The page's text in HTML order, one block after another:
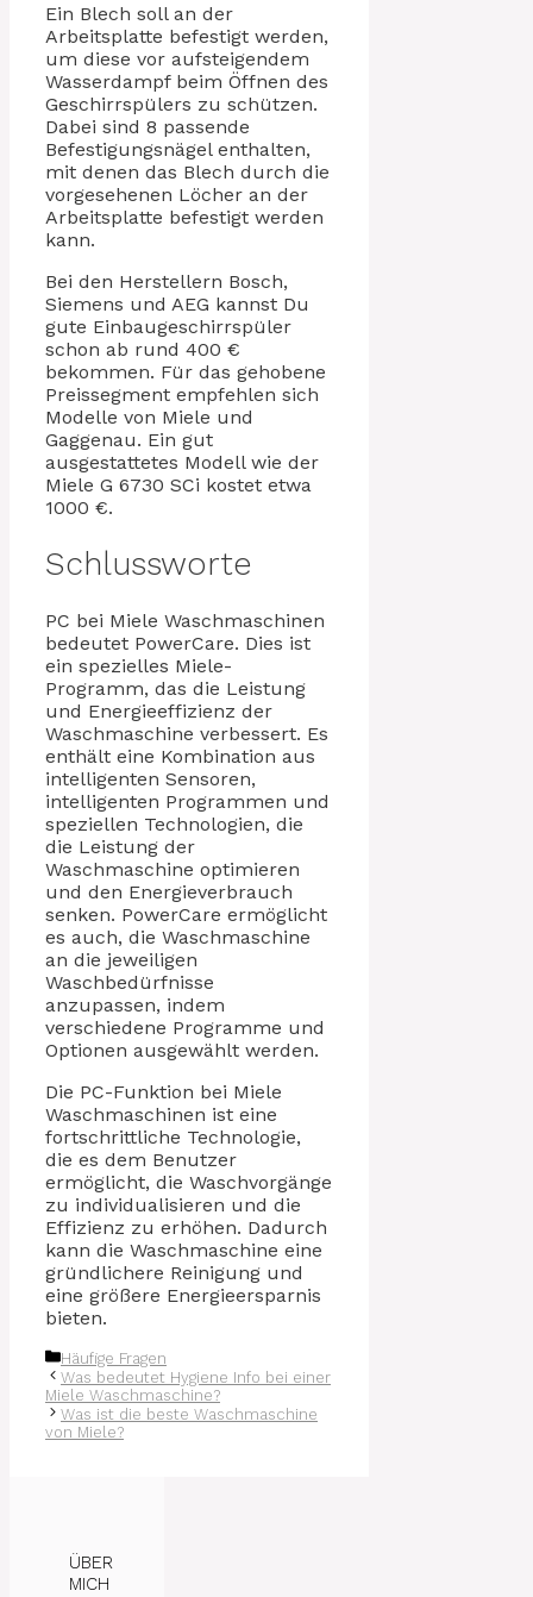
Ein Blech soll an der
Arbeitsplatte befestigt werden,
um diese vor aufsteigendem
Wasserdampf beim Öffnen des
Geschirrspülers zu schützen.
Dabei sind 8 passende
Befestigungsnägel enthalten,
mit denen das Blech durch die
vorgesehenen Löcher an der
Arbeitsplatte befestigt werden
kann.
Bei den Herstellern Bosch,
Siemens und AEG kannst Du
gute Einbaugeschirrspüler
schon ab rund 400 €
bekommen. Für das gehobene
Preissegment empfehlen sich
Modelle von Miele und
Gaggenau. Ein gut
ausgestattetes Modell wie der
Miele G 6730 SCi kostet etwa
1000 €.
Schlussworte
PC bei Miele Waschmaschinen
bedeutet PowerCare. Dies ist
ein spezielles Miele-
Programm, das die Leistung
und Energieeffizienz der
Waschmaschine verbessert. Es
enthält eine Kombination aus
intelligenten Sensoren,
intelligenten Programmen und
speziellen Technologien, die
die Leistung der
Waschmaschine optimieren
und den Energieverbrauch
senken. PowerCare ermöglicht
es auch, die Waschmaschine
an die jeweiligen
Waschbedürfnisse
anzupassen, indem
verschiedene Programme und
Optionen ausgewählt werden.
Die PC-Funktion bei Miele
Waschmaschinen ist eine
fortschrittliche Technologie,
die es dem Benutzer
ermöglicht, die Waschvorgänge
zu individualisieren und die
Effizienz zu erhöhen. Dadurch
kann die Waschmaschine eine
gründlichere Reinigung und
eine größere Energieersparnis
bieten.
Kategorien
Häufige Fragen
Was bedeutet Hygiene Info bei einer
Miele Waschmaschine?
Was ist die beste Waschmaschine
von Miele?
ÜBER
MICH